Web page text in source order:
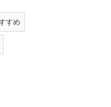
すめ